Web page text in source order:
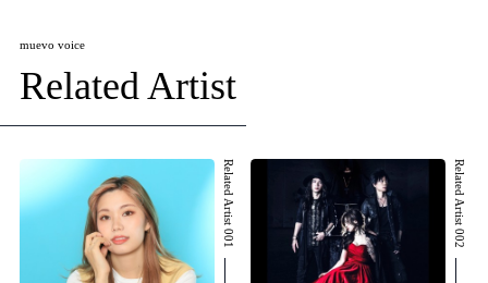
muevo voice
Related Artist
Related Artist 001 Related Artist 002